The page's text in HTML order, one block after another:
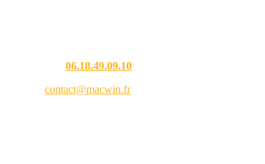
06.18.49.09.10
contact@macwin.fr